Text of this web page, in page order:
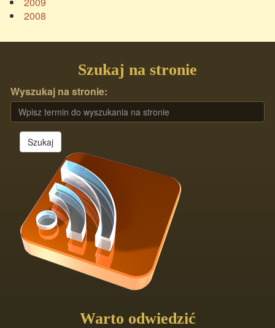
2008
Szukaj na stronie
Wyszukaj na stronie:
Szukaj
Warto odwiedzić